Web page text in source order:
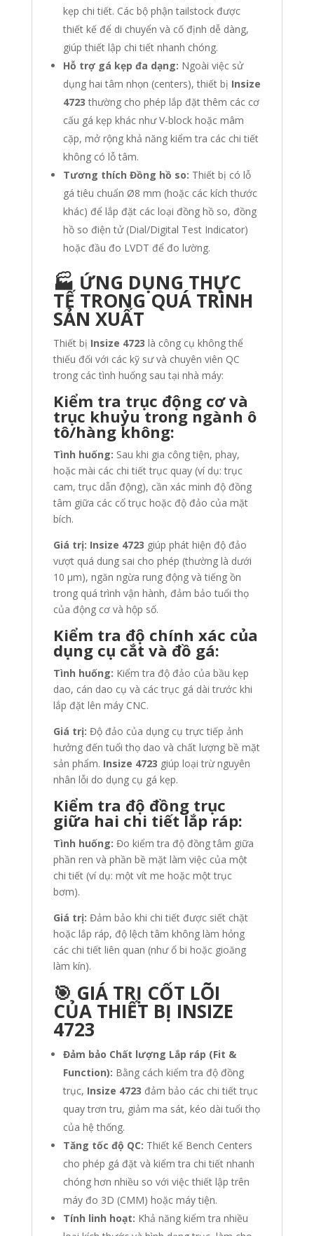
kẹp chi tiết. Các bộ phận tailstock được
thiết kế để di chuyển và cố định dễ dàng,
giúp thiết lập chi tiết nhanh chóng.
Hỗ trợ gá kẹp đa dạng: Ngoài việc sử
dụng hai tâm nhọn (centers), thiết bị Insize
4723 thường cho phép lắp đặt thêm các cơ
cấu gá kẹp khác như V-block hoặc mâm
cặp, mở rộng khả năng kiểm tra các chi tiết
không có lỗ tâm.
Tương thích Đồng hồ so: Thiết bị có lỗ
gá tiêu chuẩn Ø8 mm (hoặc các kích thước
khác) để lắp đặt các loại đồng hồ so, đồng
hồ so điện tử (Dial/Digital Test Indicator)
hoặc đầu đo LVDT để đo lường.
🏭 ỨNG DỤNG THỰC
TẾ TRONG QUÁ TRÌNH
SẢN XUẤT
Thiết bị Insize 4723 là công cụ không thể
thiếu đối với các kỹ sư và chuyên viên QC
trong các tình huống sau tại nhà máy:
Kiểm tra trục động cơ và
trục khuỷu trong ngành ô
tô/hàng không:
Tình huống: Sau khi gia công tiện, phay,
hoặc mài các chi tiết trục quay (ví dụ: trục
cam, trục dẫn động), cần xác minh độ đồng
tâm giữa các cổ trục hoặc độ đảo của mặt
bích.
Giá trị: Insize 4723 giúp phát hiện độ đảo
vượt quá dung sai cho phép (thường là dưới
10 µm), ngăn ngừa rung động và tiếng ồn
trong quá trình vận hành, đảm bảo tuổi thọ
của động cơ và hộp số.
Kiểm tra độ chính xác của
dụng cụ cắt và đồ gá:
Tình huống: Kiểm tra độ đảo của bầu kẹp
dao, cán dao cụ và các trục gá dài trước khi
lắp đặt lên máy CNC.
Giá trị: Độ đảo của dụng cụ trực tiếp ảnh
hưởng đến tuổi thọ dao và chất lượng bề mặt
sản phẩm. Insize 4723 giúp loại trừ nguyên
nhân lỗi do dụng cụ gá kẹp.
Kiểm tra độ đồng trục
giữa hai chi tiết lắp ráp:
Tình huống: Đo kiểm tra độ đồng tâm giữa
phần ren và phần bề mặt làm việc của một
chi tiết (ví dụ: một vít me hoặc một trục
bơm).
Giá trị: Đảm bảo khi chi tiết được siết chặt
hoặc lắp ráp, độ lệch tâm không làm hỏng
các chi tiết liên quan (như ổ bi hoặc gioăng
làm kín).
🎯 GIÁ TRỊ CỐT LÕI
CỦA THIẾT BỊ INSIZE
4723
Đảm bảo Chất lượng Lắp ráp (Fit &
Function): Bằng cách kiểm tra độ đồng
trục, Insize 4723 đảm bảo các chi tiết trục
quay trơn tru, giảm ma sát, kéo dài tuổi thọ
của hệ thống.
Tăng tốc độ QC: Thiết kế Bench Centers
cho phép gá đặt và kiểm tra chi tiết nhanh
chóng hơn nhiều so với việc thiết lập trên
máy đo 3D (CMM) hoặc máy tiện.
Tính linh hoạt: Khả năng kiểm tra nhiều